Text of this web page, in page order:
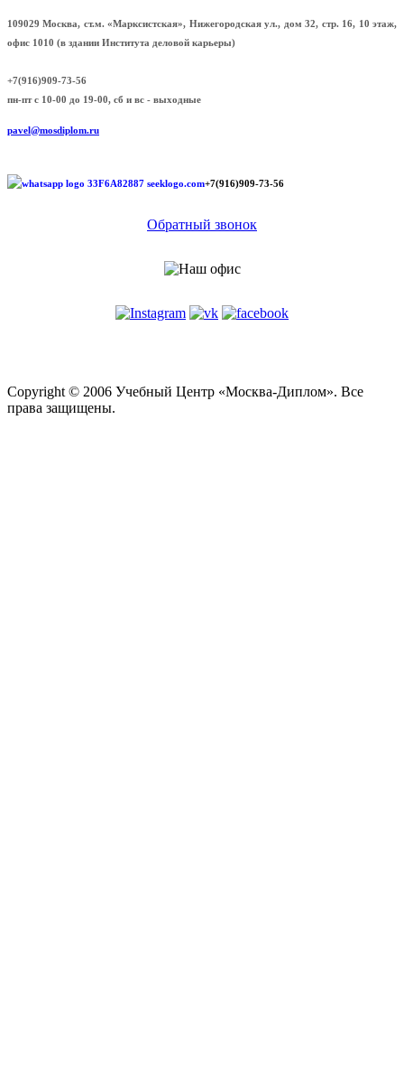
109029 Москва, ст.м. «Марксистская», Нижегородская ул., дом 32, стр. 16, 10 этаж,
офис 1010 (в здании Института деловой карьеры)
+7(916)909-73-56
пн-пт с 10-00 до 19-00, сб и вс - выходные
pavel@mosdiplom.ru
+7(916)909-73-56
Обратный звонок
Copyright © 2006 Учебный Центр «Москва-Диплом». Все
права защищены.